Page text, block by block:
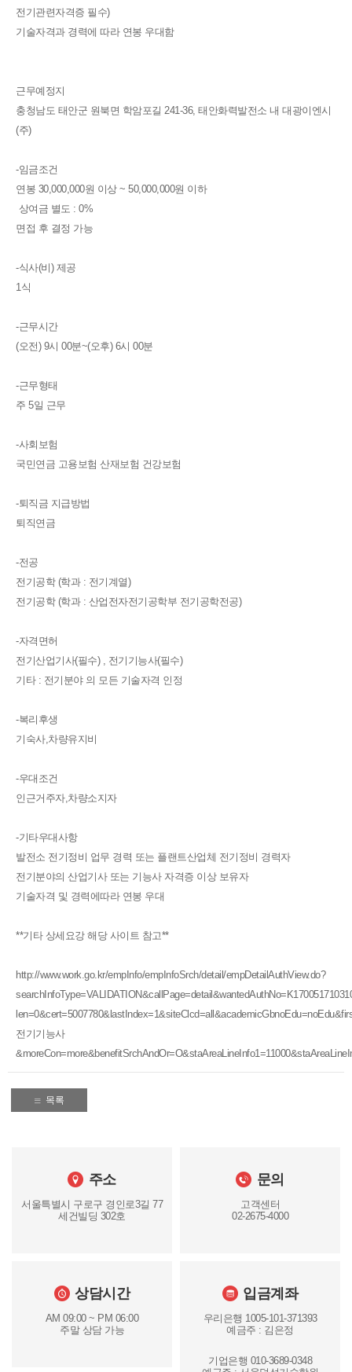
전기관련자격증 필수)
기술자격과 경력에 따라 연봉 우대함
근무예정지
충청남도 태안군 원북면 학암포길 241-36, 태안화력발전소 내 대광이엔시
(주)
-임금조건
연봉 30,000,000원 이상 ~ 50,000,000원 이하
상여금 별도 : 0%
면접 후 결정 가능
-식사(비) 제공
1식
-근무시간
(오전) 9시 00분~(오후) 6시 00분
-근무형태
주 5일 근무
-사회보험
국민연금 고용보험 산재보험 건강보험
-퇴직금 지급방법
퇴직연금
-전공
전기공학 (학과 : 전기계열)
전기공학 (학과 : 산업전자전기공학부 전기공학전공)
-자격면허
전기산업기사(필수) , 전기기능사(필수)
기타 : 전기분야 의 모든 기술자격 인정
-복리후생
기숙사,차량유지비
-우대조건
인근거주자,차량소지자
-기타우대사항
발전소 전기정비 업무 경력 또는 플랜트산업체 전기정비 경력자
전기분야의 산업기사 또는 기능사 자격증 이상 보유자
기술자격 및 경력에따라 연봉 우대
**기타 상세요강 해당 사이트 참고**
http://www.work.go.kr/empInfo/empInfoSrch/detail/empDetailAuthView.do?
전기기능사
목록
주소
서울특별시 구로구 경인로3길 77
세건빌딩 302호
문의
고객센터
02-2675-4000
상담시간
AM 09:00 ~ PM 06:00
주말 상담 가능
입금계좌
우리은행 1005-101-371393
예금주 : 김은정
기업은행 010-3689-0348